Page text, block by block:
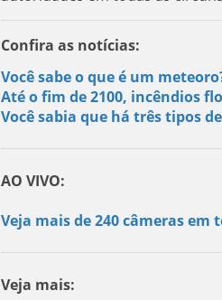
Confira as notícias:
Você sabe o que é um
Até o fim de 2100, incêndios
Você sabia que há três tipos
AO VIVO:
Veja mais de 240 câmeras em
Veja mais: